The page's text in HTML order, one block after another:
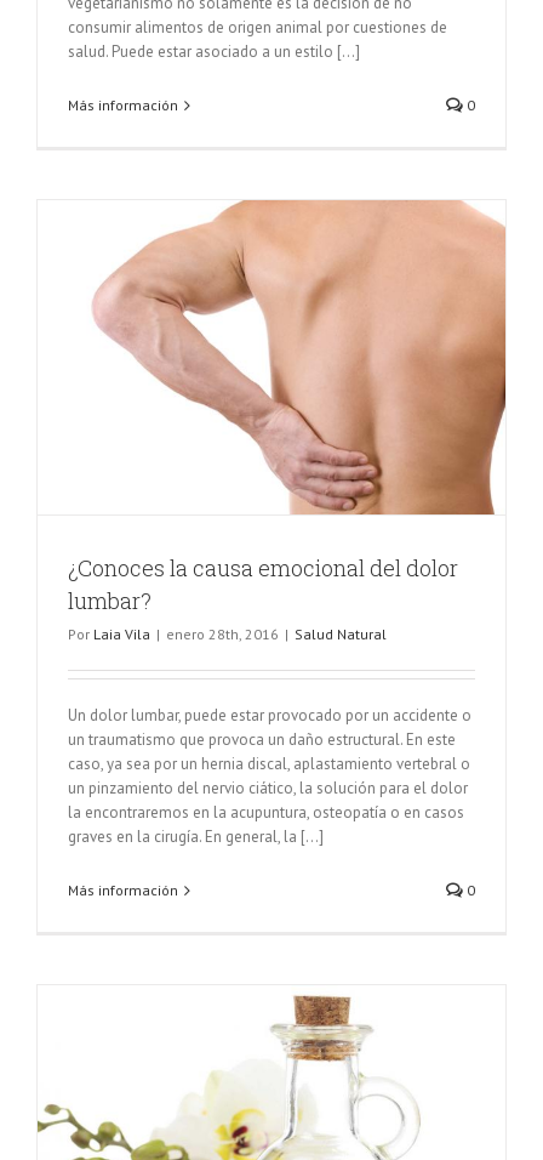
consumir alimentos de origen animal por cuestiones de
salud. Puede estar asociado a un estilo [...]
Más información 0
¿Conoces la causa emocional del dolor
lumbar?
Por Laia Vila | enero 28th, 2016 | Salud Natural
Un dolor lumbar, puede estar provocado por un accidente o
un traumatismo que provoca un daño estructural. En este
caso, ya sea por un hernia discal, aplastamiento vertebral o
un pinzamiento del nervio ciático, la solución para el dolor
la encontraremos en la acupuntura, osteopatía o en casos
graves en la cirugía. En general, la [...]
Más información 0